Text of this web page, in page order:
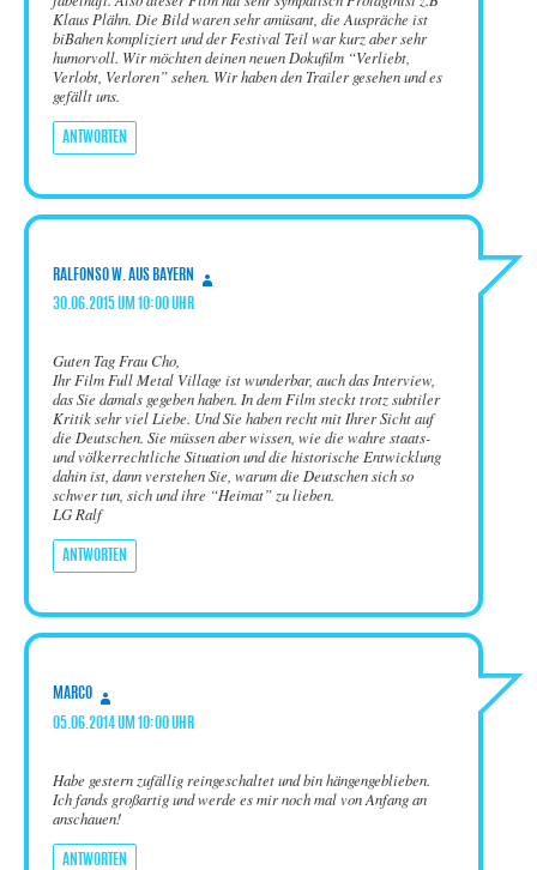
Klaus Plähn. Die Bild waren sehr amüsant, die Auspräche ist
biBahen kompliziert und der Festival Teil war kurz aber sehr
humorvoll. Wir möchten deinen neuen Dokufilm “Verliebt,
Verlobt, Verloren” sehen. Wir haben den Trailer gesehen und es
gefällt uns.
ANTWORTEN
RALFONSO W. AUS BAYERN
30.06.2015 UM 10:00 UHR
Guten Tag Frau Cho,
Ihr Film Full Metal Village ist wunderbar, auch das Interview,
das Sie damals gegeben haben. In dem Film steckt trotz subtiler
Kritik sehr viel Liebe. Und Sie haben recht mit Ihrer Sicht auf
die Deutschen. Sie müssen aber wissen, wie die wahre staats-
und völkerrechtliche Situation und die historische Entwicklung
dahin ist, dann verstehen Sie, warum die Deutschen sich so
schwer tun, sich und ihre “Heimat” zu lieben.
LG Ralf
ANTWORTEN
MARCO
05.06.2014 UM 10:00 UHR
Habe gestern zufällig reingeschaltet und bin hängengeblieben.
Ich fands großartig und werde es mir noch mal von Anfang an
anschauen!
ANTWORTEN